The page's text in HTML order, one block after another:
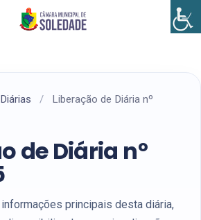
/
Liberação de Diária nº
de Diária nº
principais desta diária,